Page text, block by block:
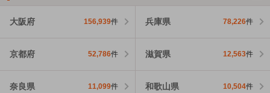
大阪府 156,939件 兵庫県 78,226件
京都府 52,786件 滋賀県 12,563件
奈良県 11,099件 和歌山県 10,504件